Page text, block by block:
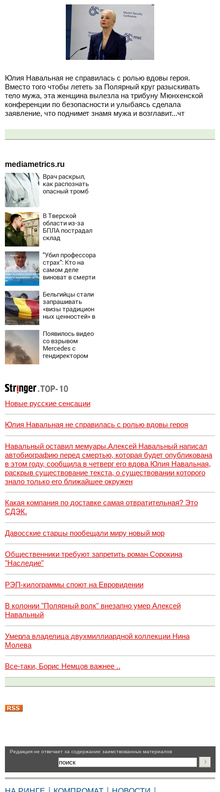
Юлия Навальная не справилась с ролью вдовы героя.
Вместо того чтобы лететь за Полярный круг разыскивать
тело мужа, эта женщина вылезла на трибуну Мюнхенской
конференции по безопасности и улыбаясь сделала
заявление, что поднимет знамя мужа и возглавит...чт
mediametrics.ru
Врач раскрыл,
как распознать
опасный тромб
В Тверской
области из-за
БПЛА пострадал
склад
постройки в СНТ
– Новости Твери
и городов
Тверской области
сегодня -
Тверские
новости. Новости
"Убил профессора
страх": Кто на
самом деле
виноват в смерти
остановившего
мальчишек на
поле с горохом
Бельгийцы стали
запрашивать
«визы традицион
ных ценностей» в
Появилось видео
со взрывом
Mercedes с
гендиректором
Новые русские сенсации
Юлия Навальная не справилась с ролью вдовы героя
Навальный оставил мемуары.Алексей Навальный написал
автобиографию перед смертью, которая будет опубликована
в этом году, сообщила в четверг его вдова Юлия Навальная,
раскрыв существование текста, о существовании которого
знало только его ближайшее окружен
Какая компания по доставке самая отвратительная? Это
СДЭК.
Давосские старцы пообещали миру новый мор
Общественники требуют запретить роман Сорокина
"Наследие"
РЭП-килограммы споют на Евровидении
В колонии "Полярный волк" внезапно умер Алексей
Навальный
Умерла владелица двухмиллиардной коллекции Нина
Молева
Все-таки, Борис Немцов важнее ..
Pедакция не отвечает за содержание заимствованных материалов